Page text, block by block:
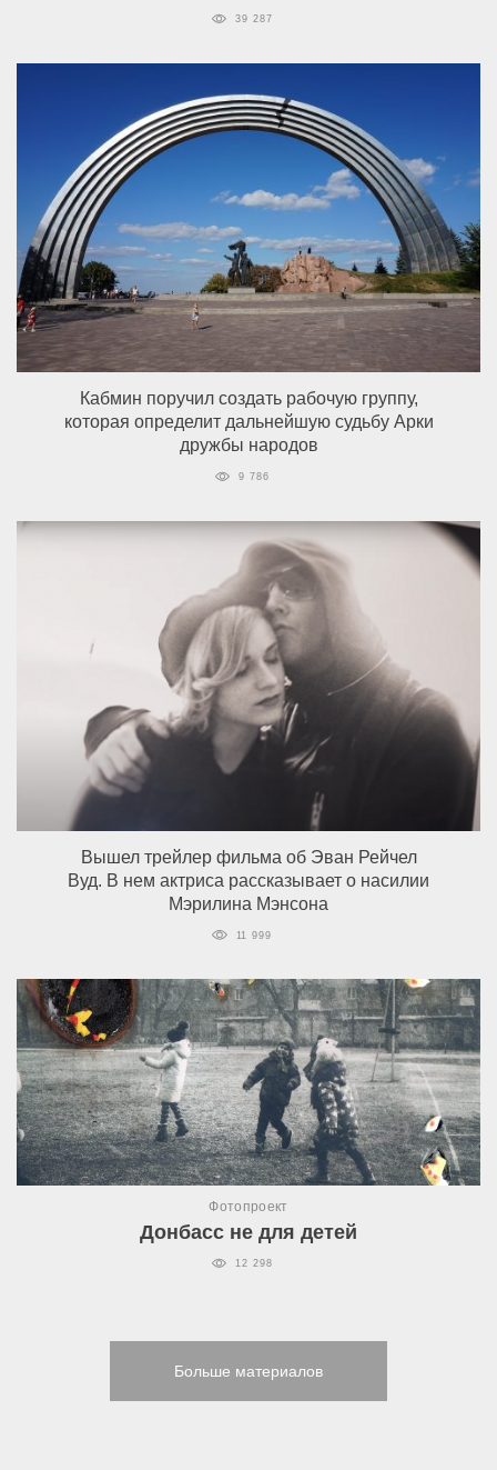
39 287
Кабмин поручил создать рабочую группу,
которая определит дальнейшую судьбу Арки
дружбы народов
9 786
Вышел трейлер фильма об Эван Рейчел
Вуд. В нем актриса рассказывает о насилии
Мэрилина Мэнсона
11 999
Фотопроект
Донбасс не для детей
12 298
Больше материалов